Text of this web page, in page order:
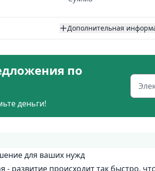
Дополнительная
по
деньги!
для ваших нужд
развитие происходит так быстро,